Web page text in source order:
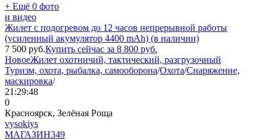
+ Ещё 0 фото
и видео
Жилет с подогревом до 12 часов непрерывной работы
(усиленный акумулятор 4400 mAh) (в наличии)
7 500 руб.Купить сейчас за 8 800 руб.
НовоеЖилет охотничий, тактический, разгрузочный
Туризм, охота, рыбалка, самооборона/Охота/Снаряжение,
маскировка/
21:29:48
0
Красноярск, Зелёная Роща
vysokiys
МАГАЗИН349